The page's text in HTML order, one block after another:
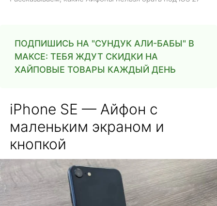
ПОДПИШИСЬ НА "СУНДУК АЛИ-БАБЫ" В
МАКСЕ: ТЕБЯ ЖДУТ СКИДКИ НА
ХАЙПОВЫЕ ТОВАРЫ КАЖДЫЙ ДЕНЬ
iPhone SE — Айфон с
маленьким экраном и
кнопкой